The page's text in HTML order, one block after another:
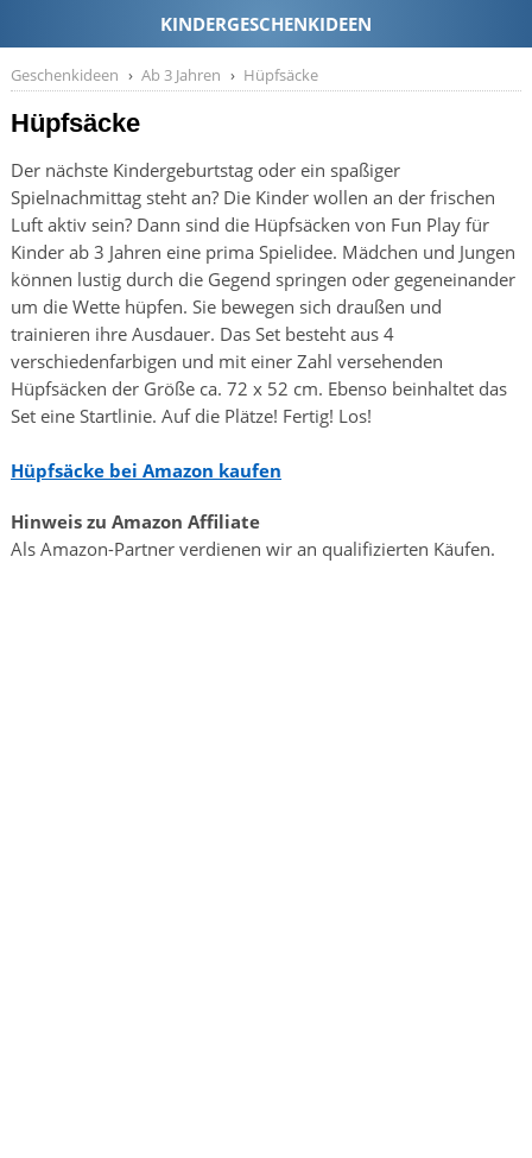
Geschenkideen Ab 3 Jahren Hüpfsäcke
Hüpfsäcke
Der nächste Kindergeburtstag oder ein spaßiger
Spielnachmittag steht an? Die Kinder wollen an der frischen
Luft aktiv sein? Dann sind die Hüpfsäcken von Fun Play für
Kinder ab 3 Jahren eine prima Spielidee. Mädchen und Jungen
können lustig durch die Gegend springen oder gegeneinander
um die Wette hüpfen. Sie bewegen sich draußen und
trainieren ihre Ausdauer. Das Set besteht aus 4
verschiedenfarbigen und mit einer Zahl versehenden
Hüpfsäcken der Größe ca. 72 x 52 cm. Ebenso beinhaltet das
Set eine Startlinie. Auf die Plätze! Fertig! Los!
Hüpfsäcke bei Amazon kaufen
Hinweis zu Amazon Affiliate
Als Amazon-Partner verdienen wir an qualifizierten Käufen.